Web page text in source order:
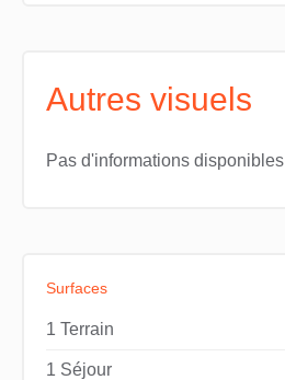
Autres visuels
Pas d'informations disponibles
Surfaces
1 Terrain
1 Séjour